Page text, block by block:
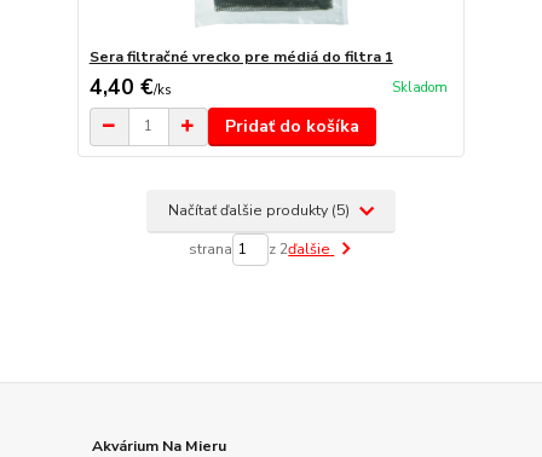
Sera filtračné vrecko pre médiá do filtra 1
4,40 €/ks Skladom
Pridať do košíka
Načítať ďalšie produkty (5)
strana z 2ďalšie
Akvárium Na Mieru